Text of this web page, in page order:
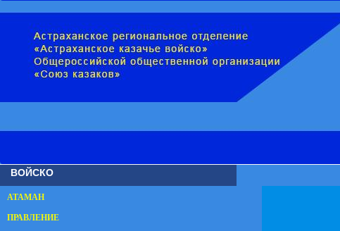
ВОЙСКО
АТАМАН
ПРАВЛЕНИЕ